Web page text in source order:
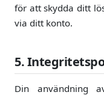
för att skydda ditt
via ditt konto.
5.
Din användning